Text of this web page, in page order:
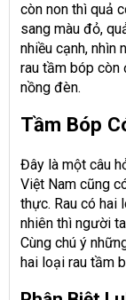
còn non thì quả
sang màu đỏ,
nhiều cạnh, nhìn
rau tầm bóp còn
nồng đèn.
Tầm Bóp
Đây là một câu
Việt Nam cũng
thực. Rau có hai
nhiên thì người
Cùng chú ý
hai loại rau tầm